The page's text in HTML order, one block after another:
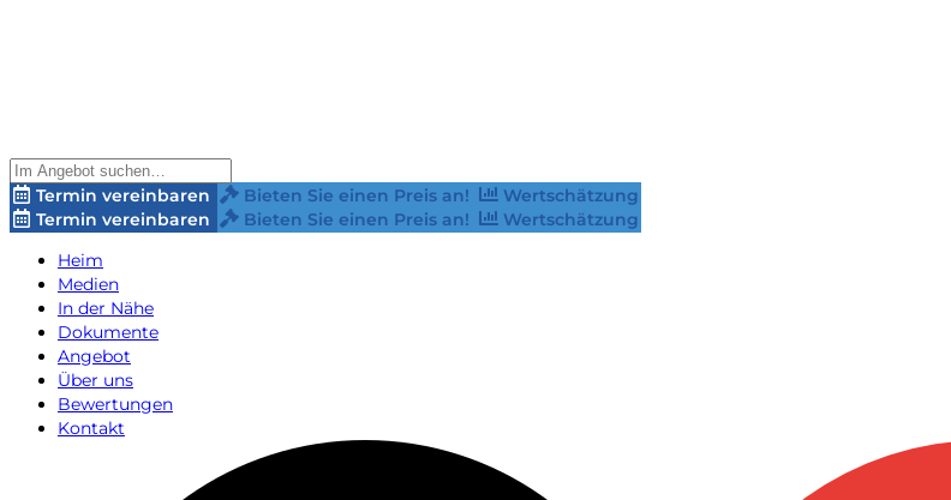
Termin vereinbaren Bieten Sie einen Preis an!
Wertschätzung
Termin vereinbaren
Bieten Sie einen Preis an!
Wertschätzung
Heim
Medien
In der Nähe
Dokumente
Angebot
Über uns
Bewertungen
Kontakt